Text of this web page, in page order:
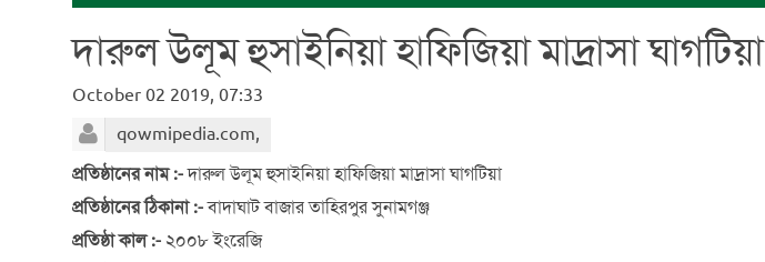
দারুল উলূম হুসাইনিয়া হাফিজিয়া মাদ্রাসা ঘাগটিয়া
October 02 2019, 07:33
qowmipedia.com,
প্রতিষ্ঠানের নাম :-দারুল উলূম হুসাইনিয়া হাফিজিয়া মাদ্রাসা ঘাগটিয়া
প্রতিষ্ঠানের ঠিকানা :-বাদাঘাট বাজার তাহিরপুর সুনামগঞ্জ
প্রতিষ্ঠা কাল :- ২০০৮ ইংরেজি